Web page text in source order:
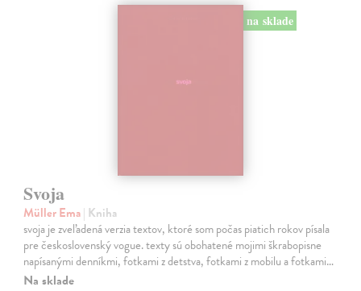
na sklade
Svoja
Müller Ema| Kniha
svoja je zveľadená verzia textov, ktoré som počas piatich rokov písala
pre československý vogue. texty sú obohatené mojimi škrabopisne
napísanými denníkmi, fotkami z detstva, fotkami z mobilu a fotkami…
Na sklade